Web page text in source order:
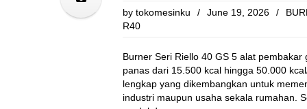
by tokomesinku / June 19, 2026 /
R40
Burner Seri Riello 40 GS 5 alat
panas dari 15.500 kcal hingga 50.000
lengkap yang dikembangkan untuk
industri maupun usaha sekala rumahan.